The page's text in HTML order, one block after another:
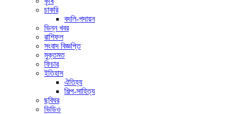
চাকরি
বদলি-পদায়ন
ভিন্ন খবর
রাশিফল
সংবাদ বিজ্ঞপ্তি
মুক্তমত
ফিচার
ইতিহাস
ঐতিহ্য
শিল্প-সাহিত্য
ছবিঘর
ভিডিও